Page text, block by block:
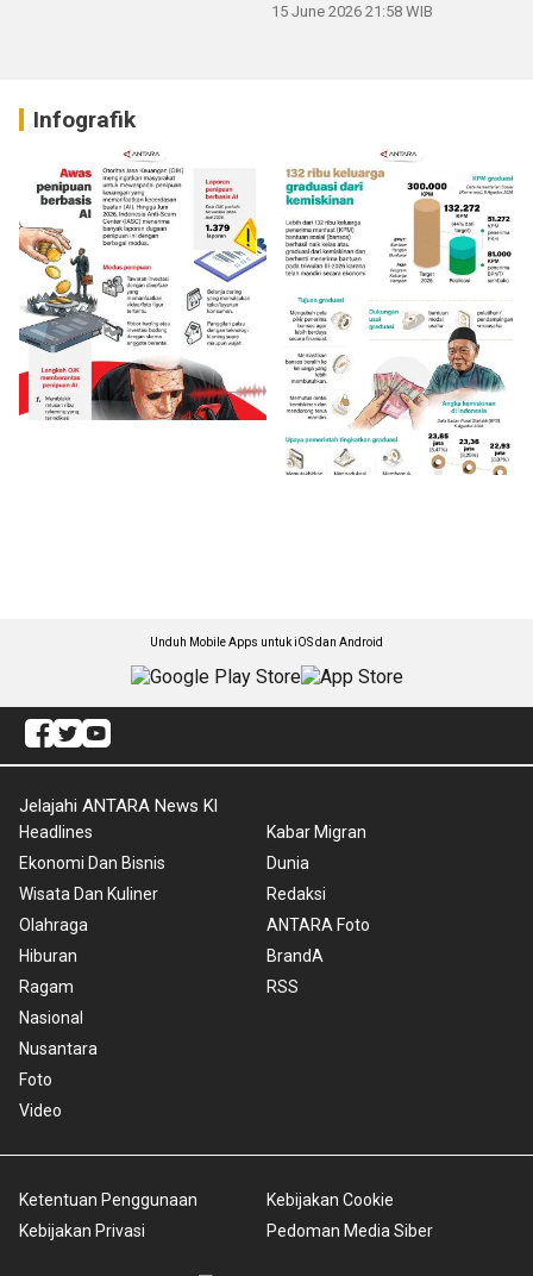
15 June 2026 21:58 WIB
Infografik
Unduh Mobile Apps untuk iOS dan Android
Jelajahi ANTARA News Kl
Headlines
Ekonomi Dan Bisnis
Wisata Dan Kuliner
Olahraga
Hiburan
Ragam
Nasional
Nusantara
Foto
Video
Kabar Migran
Dunia
Redaksi
ANTARA Foto
BrandA
RSS
Ketentuan Penggunaan
Kebijakan Privasi
Kebijakan Cookie
Pedoman Media Siber